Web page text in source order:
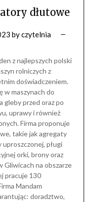
dłutowe
byczytelnia
z najlepszych polski
rolniczych z
doświadczeniem.
w maszynach do
gleby przed oraz po
uprawy i również
Firma proponuje
takie jak agregaty
pługi
orki, brony oraz
Gliwicach na obszarze
pracuje 130
Mandam
doradztwo,